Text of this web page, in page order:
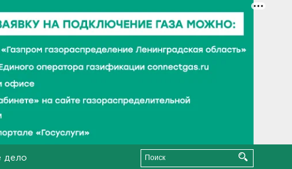
дело